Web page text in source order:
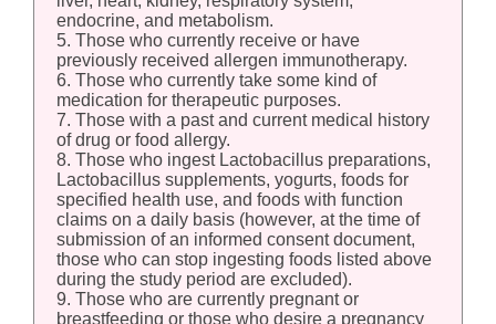
endocrine, and metabolism.
5. Those who currently receive or have
previously received allergen immunotherapy.
6. Those who currently take some kind of
medication for therapeutic purposes.
7. Those with a past and current medical history
of drug or food allergy.
8. Those who ingest Lactobacillus preparations,
Lactobacillus supplements, yogurts, foods for
specified health use, and foods with function
claims on a daily basis (however, at the time of
submission of an informed consent document,
those who can stop ingesting foods listed above
during the study period are excluded).
9. Those who are currently pregnant or
breastfeeding or those who desire a pregnancy